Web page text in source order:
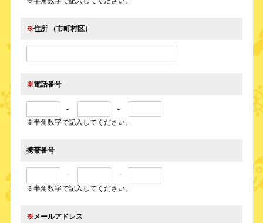
※住所 （市町村区）
※電話番号
-
-
※半角数字で記入してください。
携帯番号
-
-
※半角数字で記入してください。
※ メールアドレス